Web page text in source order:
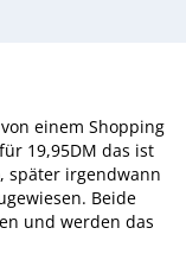
einem Shopping
19,95DM das ist
später irgendwann
Beide
und werden das